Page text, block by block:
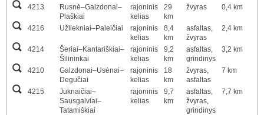
4213
Rusnė–Galzdonai–
Plaškiai
rajoninis
kelias
29
km
žvyras 0,4 km
4216 Užliekniai–Paleičiai
rajoninis
kelias
8,4
km
asfaltas,
žvyras
2,4 km
4214
Šeriai–Kantariškiai–
Šilininkai
rajoninis
kelias
9,2
km
asfaltas,
grindinys
3,2 km
4210
Galzdonai–Usėnai–
Degučiai
rajoninis
kelias
18
km
žvyras,
asfaltas
7 km
4215
Juknaičiai–
Sausgalviai–
Tatamiškiai
rajoninis
kelias
9,7
km
asfaltas,
žvyras,
grindinys
7,7 km